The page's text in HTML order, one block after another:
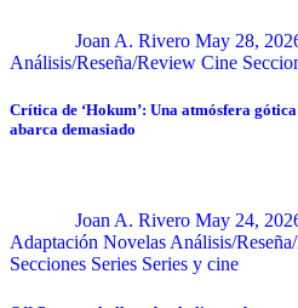
Joan A. Rivero May 28,
Análisis/Reseña/Review Cine
Crítica de ‘Hokum’: Una atmósfera
abarca demasiado
Joan A. Rivero May 24,
Adaptación Novelas Análisis/
Secciones Series Series y cine